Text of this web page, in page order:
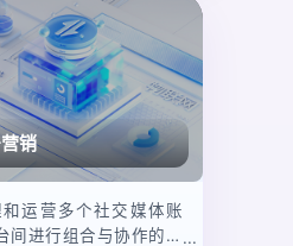
销
运营多个社交媒体账
间进行组合与协作的营